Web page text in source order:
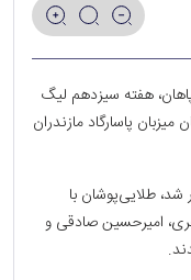
هفته سیزدهم لیگ
پاسارگاد مازندران
شد، طلایی‌پوشان با
صفری، امیرحسین صادقی و